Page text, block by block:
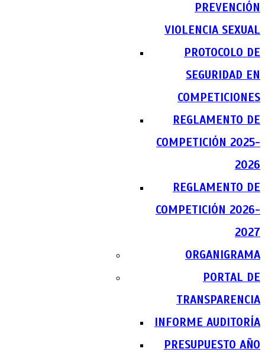
PREVENCIÓN
VIOLENCIA SEXUAL
PROTOCOLO DE
SEGURIDAD EN
COMPETICIONES
REGLAMENTO DE
COMPETICIÓN 2025-
2026
REGLAMENTO DE
COMPETICIÓN 2026-
2027
ORGANIGRAMA
PORTAL DE
TRANSPARENCIA
INFORME AUDITORÍA
PRESUPUESTO AÑO